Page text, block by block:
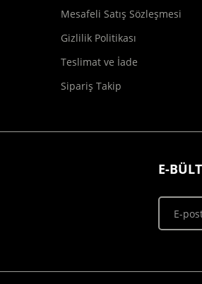
Mesafeli Satış Sözleşmesi
Gizlilik Politikası
Teslimat ve İade
Sipariş Takip
E-